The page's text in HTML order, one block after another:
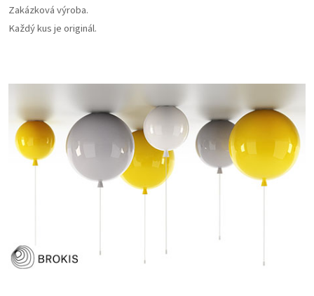
Zakázková výroba.
Každý kus je originál.